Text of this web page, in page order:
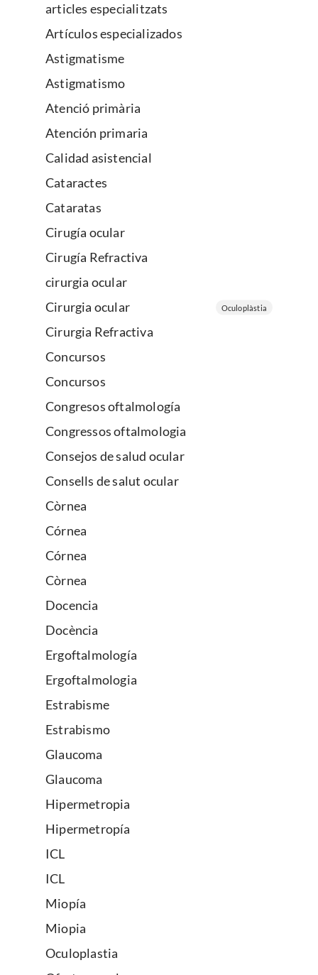
articles especialitzats
Artículos especializados
Astigmatisme
Astigmatismo
Atenció primària
Atención primaria
Calidad asistencial
Cataractes
Cataratas
Cirugía ocular
Cirugía Refractiva
cirurgia ocular
Cirurgia ocular
Oculoplàstia
Cirurgia Refractiva
Concursos
Concursos
Congresos oftalmología
Congressos oftalmologia
Consejos de salud ocular
Consells de salut ocular
Còrnea
Córnea
Córnea
Còrnea
Docencia
Docència
Ergoftalmología
Ergoftalmologia
Estrabisme
Estrabismo
Glaucoma
Glaucoma
Hipermetropia
Hipermetropía
ICL
ICL
Miopía
Miopia
Oculoplastia